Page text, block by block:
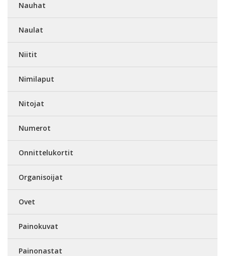
Nauhat
Naulat
Niitit
Nimilaput
Nitojat
Numerot
Onnittelukortit
Organisoijat
Ovet
Painokuvat
Painonastat